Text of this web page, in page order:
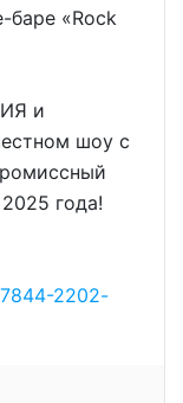
баре «Rock
и
шоу с
года!
2202-